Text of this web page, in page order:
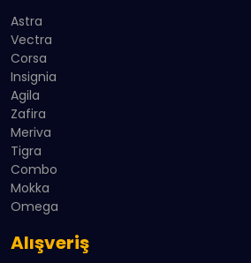
Astra
Vectra
Corsa
Insignia
Agila
Zafira
Meriva
Tigra
Combo
Mokka
Omega
Alışveriş